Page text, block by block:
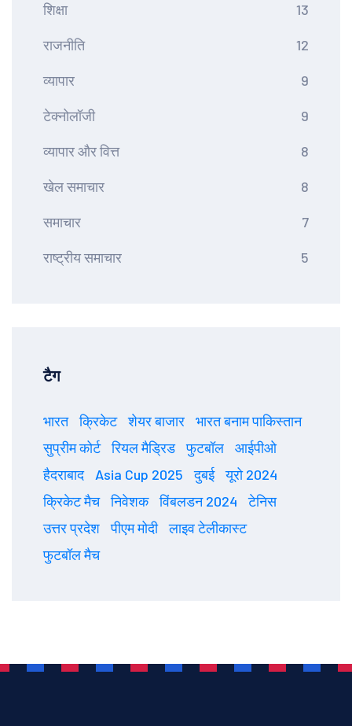
शिक्षा 13
राजनीति 12
व्यापार 9
टेक्नोलॉजी 9
व्यापार और वित्त 8
खेल समाचार 8
समाचार 7
राष्ट्रीय समाचार 5
टैग
भारत क्रिकेट शेयर बाजार
भारत बनाम पाकिस्तान
सुप्रीम कोर्ट
रियल मैड्रिड फुटबॉल
आईपीओ
हैदराबाद
Asia Cup 2025 दुबई
यूरो 2024
क्रिकेट मैच
निवेशक विंबलडन 2024
टेनिस
उत्तर प्रदेश
पीएम मोदी
लाइव टेलीकास्ट
फुटबॉल मैच